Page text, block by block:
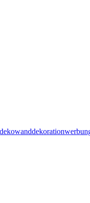
wanddekoration